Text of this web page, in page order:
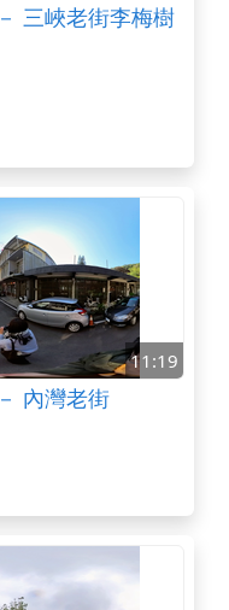
三峽老街李梅樹
11:19
內灣老街